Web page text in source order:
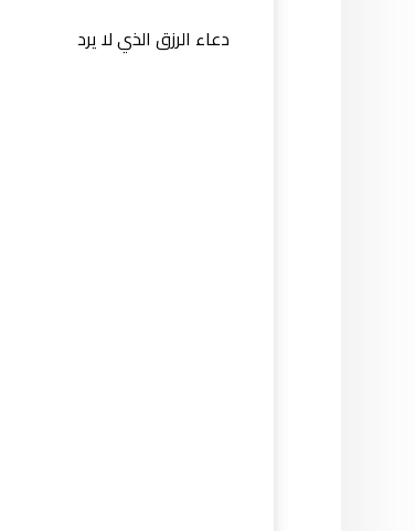
دعاء الرزق الذي لا يرد